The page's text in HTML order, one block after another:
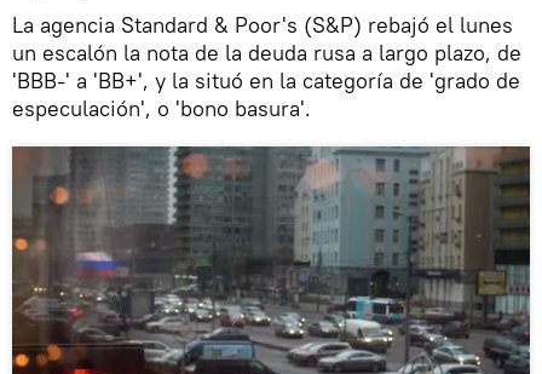
La agencia Standard & Poor's (S&P) rebajó el lunes
un escalón la nota de la deuda rusa a largo plazo, de
'BBB-' a 'BB+', y la situó en la categoría de 'grado de
especulación', o 'bono basura'.